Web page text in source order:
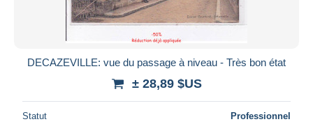
DECAZEVILLE: vue du passage à niveau - Très bon état
± 28,89 $US
Statut Professionnel